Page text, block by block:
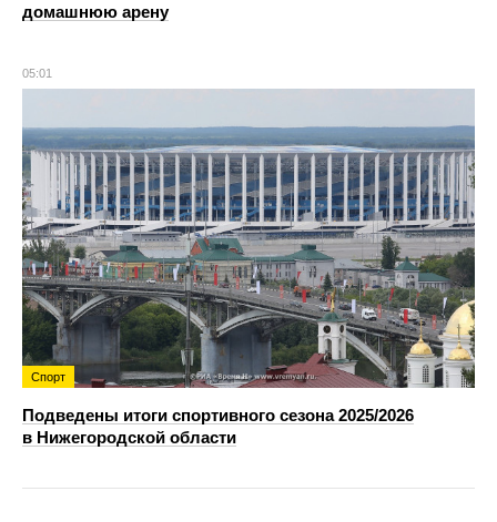
домашнюю арену
05:01
Спорт
Подведены итоги спортивного сезона 2025/2026
в Нижегородской области